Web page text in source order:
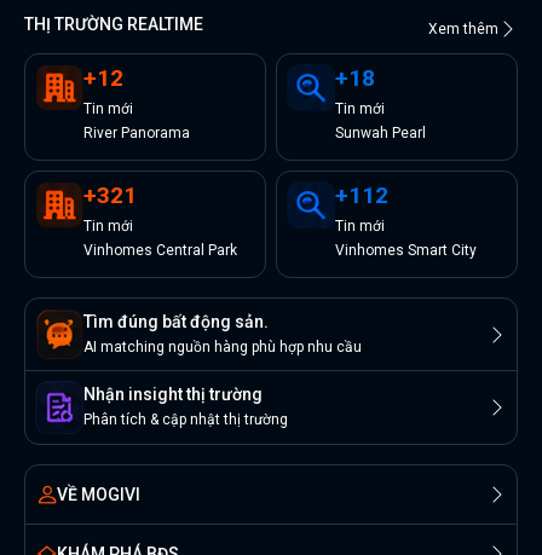
THỊ TRƯỜNG REALTIME Xem thêm
+12
Tin mới
River Panorama
+18
Tin mới
Sunwah Pearl
+321
Tin mới
Vinhomes Central Park
+112
Tin mới
Vinhomes Smart City
Tìm đúng bất động sản.
AI matching nguồn hàng phù hợp nhu cầu
Nhận insight thị trường
Phân tích & cập nhật thị trường
VỀ MOGIVI